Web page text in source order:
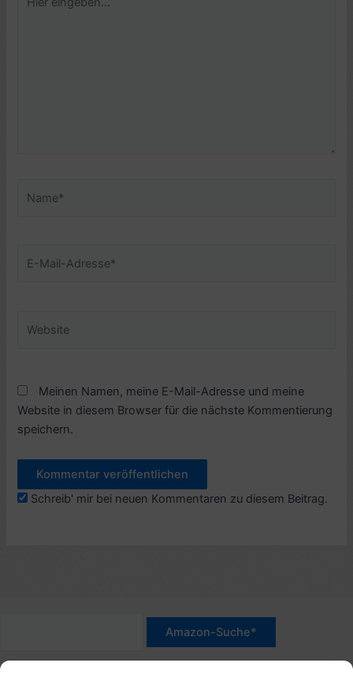
eingeben…
Meinen Namen, meine E-Mail-Adresse und meine
Website in diesem Browser für die nächste Kommentierung
speichern.
Schreib' mir bei neuen Kommentaren zu diesem Beitrag.
*Werbehinweis für Links mit Hinweis "Amazon-Werbelink(s)",